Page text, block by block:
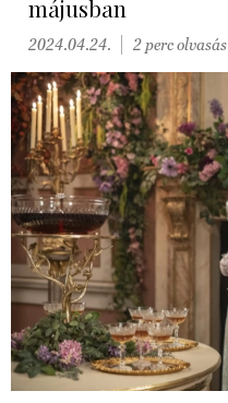
májusban
2024.04.24. 2 perc olvasás